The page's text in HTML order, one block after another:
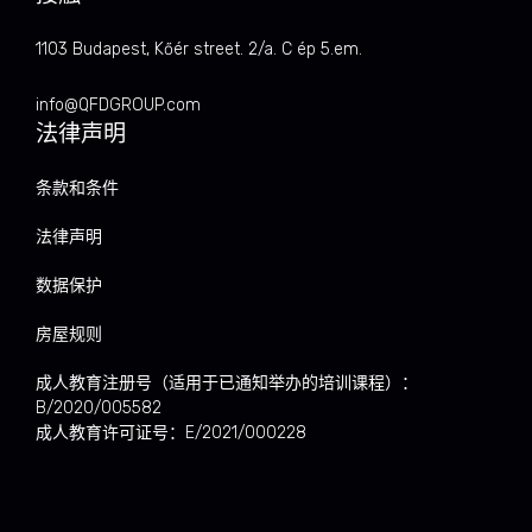
1103 Budapest, Kőér street. 2/a. C ép 5.em.
info@QFDGROUP.com
法律声明
条款和条件
法律声明
数据保护
房屋规则
成人教育注册号（适用于已通知举办的培训课程）：
B/2020/005582
成人教育许可证号：E/2021/000228